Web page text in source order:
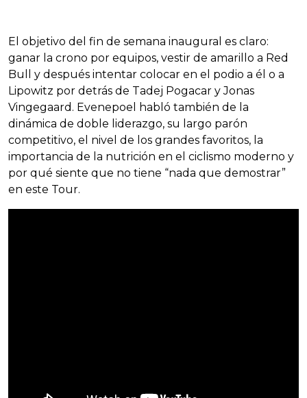
El objetivo del fin de semana inaugural es claro:
ganar la crono por equipos, vestir de amarillo a Red
Bull y después intentar colocar en el podio a él o a
Lipowitz por detrás de Tadej Pogacar y Jonas
Vingegaard. Evenepoel habló también de la
dinámica de doble liderazgo, su largo parón
competitivo, el nivel de los grandes favoritos, la
importancia de la nutrición en el ciclismo moderno y
por qué siente que no tiene “nada que demostrar”
en este Tour.